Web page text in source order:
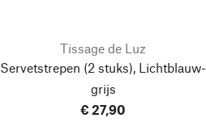
Tissage de Luz
Servetstrepen (2 stuks), Lichtblauw-
grijs
€ 27,90